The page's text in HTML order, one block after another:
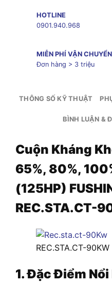
HOTLINE
0901.940.968
MIỄN PHÍ VẬN CHUYỂN
Đơn hàng > 3 triệu
THÔNG SỐ KỸ THUẬT
BÌNH LUẬN &
Cuộn Kháng
65%, 80%,
(125HP)
REC.STA.CT-
REC.STA.CT-90KW
1. Đặc Điểm